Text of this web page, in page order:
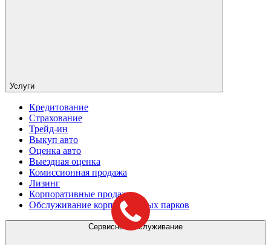
Услуги
Кредитование
Страхование
Трейд-ин
Выкуп авто
Оценка авто
Выездная оценка
Комиссионная продажа
Лизинг
Корпоративные продажи
Обслуживание корпоративных парков
Сервисное обслуживание